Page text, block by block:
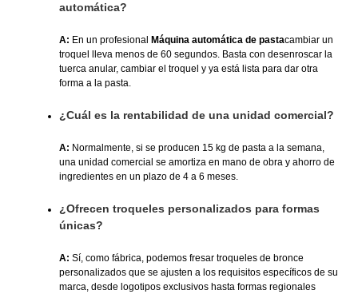
automática?
A: En un profesional Máquina automática de pastacambiar un
troquel lleva menos de 60 segundos. Basta con desenroscar la
tuerca anular, cambiar el troquel y ya está lista para dar otra
forma a la pasta.
¿Cuál es la rentabilidad de una unidad comercial?
A: Normalmente, si se producen 15 kg de pasta a la semana,
una unidad comercial se amortiza en mano de obra y ahorro de
ingredientes en un plazo de 4 a 6 meses.
¿Ofrecen troqueles personalizados para formas
únicas?
A: Sí, como fábrica, podemos fresar troqueles de bronce
personalizados que se ajusten a los requisitos específicos de su
marca, desde logotipos exclusivos hasta formas regionales